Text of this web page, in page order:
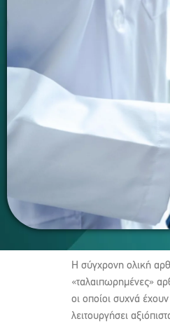
Η σύγχρονη ολική
«ταλαιπωρημένες»
οι οποίοι συχνά
λειτουργήσει